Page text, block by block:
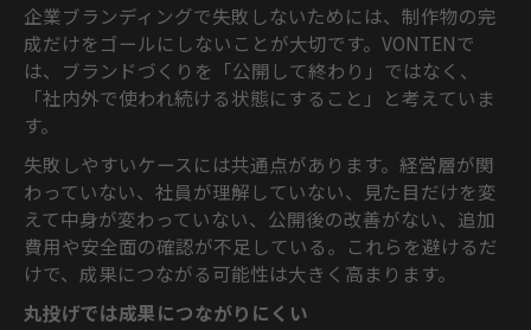
企業ブランディングで失敗しないためには、制作物の完
成だけをゴールにしないことが大切です。VONTENで
は、ブランドづくりを「公開して終わり」ではなく、
「社内外で使われ続ける状態にすること」と考えていま
す。
失敗しやすいケースには共通点があります。経営層が関
わっていない、社員が理解していない、見た目だけを変
えて中身が変わっていない、公開後の改善がない、追加
費用や安全面の確認が不足している。これらを避けるだ
けで、成果につながる可能性は大きく高まります。
丸投げでは成果につながりにくい